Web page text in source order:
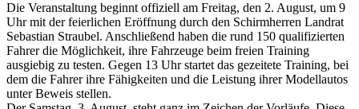
Die Veranstaltung beginnt offiziell am Freitag, den 2. August, um 9
Uhr mit der feierlichen Eröffnung durch den Schirmherren Landrat
Sebastian Straubel. Anschließend haben die rund 150 qualifizierten
Fahrer die Möglichkeit, ihre Fahrzeuge beim freien Training
ausgiebig zu testen. Gegen 13 Uhr startet das gezeitete Training, bei
dem die Fahrer ihre Fähigkeiten und die Leistung ihrer Modellautos
unter Beweis stellen.